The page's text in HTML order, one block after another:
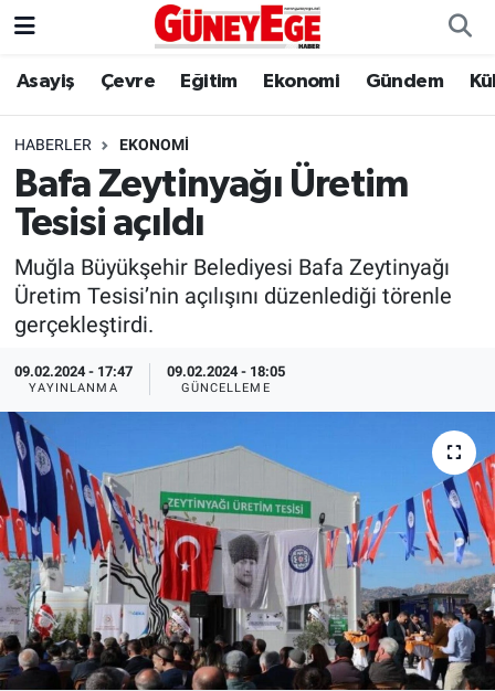
Asayiş Çevre Eğitim Ekonomi Gündem
HABERLER EKONOMI
Bafa Zeytinyağı Üretim
Tesisi açıldı
Muğla Büyükşehir Belediyesi Bafa Zeytinyağı
Üretim Tesisi’nin açılışını düzenlediği törenle
gerçekleştirdi.
09.02.2024 - 17:47
YAYINLANMA
09.02.2024 - 18:05
GÜNCELLEME
Asayiş
Çevre
Eğitim
Ekonomi
Gündem
Kültür Sanat
Politika
Sağlık
Spor
Yaşam
İstanbul Hava Durumu
İstanbul Trafik Yoğunluk Haritası
Süper Lig Puan Durumu ve Fikstür
Tüm Manşetler
Son Dakika Haberleri
Haber Arşivi